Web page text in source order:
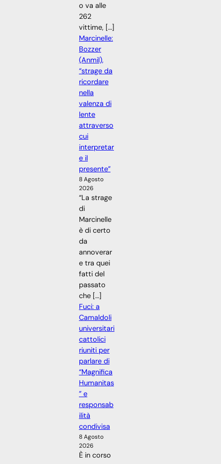
o va alle
262
vittime, […]
Marcinelle:
Bozzer
(Anmil),
“strage da
ricordare
nella
valenza di
lente
attraverso
cui
interpretar
e il
presente”
8 Agosto
2026
“La strage
di
Marcinelle
è di certo
da
annoverar
e tra quei
fatti del
passato
che […]
Fuci: a
Camaldoli
universitari
cattolici
riuniti per
parlare di
“Magnifica
Humanitas
” e
responsab
ilità
condivisa
8 Agosto
2026
È in corso